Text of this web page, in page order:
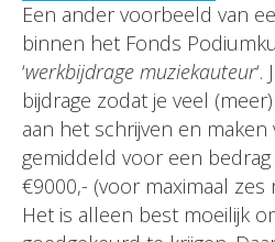
Een ander voorbeeld van
binnen het Fonds
‘werkbijdrage muziekauteur
bijdrage zodat je veel
aan het schrijven en maken
gemiddeld voor een
€9000,- (voor maximaal zes
Het is alleen best moeilijk